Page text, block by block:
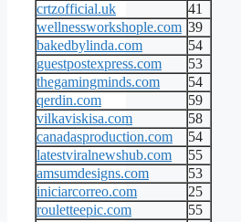
crtzofficial.uk
41
wellnessworkshople.com 39
bakedbylinda.com
54
guestpostexpress.com
53
thegamingminds.com
54
qerdin.com
59
vilkaviskisa.com
58
canadasproduction.com
54
latestviralnewshub.com
55
amsumdesigns.com
53
iniciarcorreo.com
25
rouletteepic.com
55